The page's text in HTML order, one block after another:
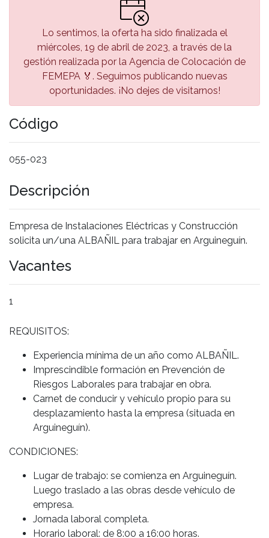
Lo sentimos, la oferta ha sido finalizada el
miércoles, 19 de abril de 2023, a través de la
gestión realizada por la Agencia de Colocación de
FEMEPA 🏅. Seguimos publicando nuevas
oportunidades. ¡No dejes de visitarnos!
Código
055-023
Descripción
Empresa de Instalaciones Eléctricas y Construcción
solicita un/una ALBAÑIL para trabajar en Arguineguín.
Vacantes
1
REQUISITOS:
Experiencia mínima de un año como ALBAÑIL.
Imprescindible formación en Prevención de
Riesgos Laborales para trabajar en obra.
Carnet de conducir y vehículo propio para su
desplazamiento hasta la empresa (situada en
Arguineguín).
CONDICIONES:
Lugar de trabajo: se comienza en Arguineguín.
Luego traslado a las obras desde vehículo de
empresa.
Jornada laboral completa.
Horario laboral: de 8:00 a 16:00 horas.